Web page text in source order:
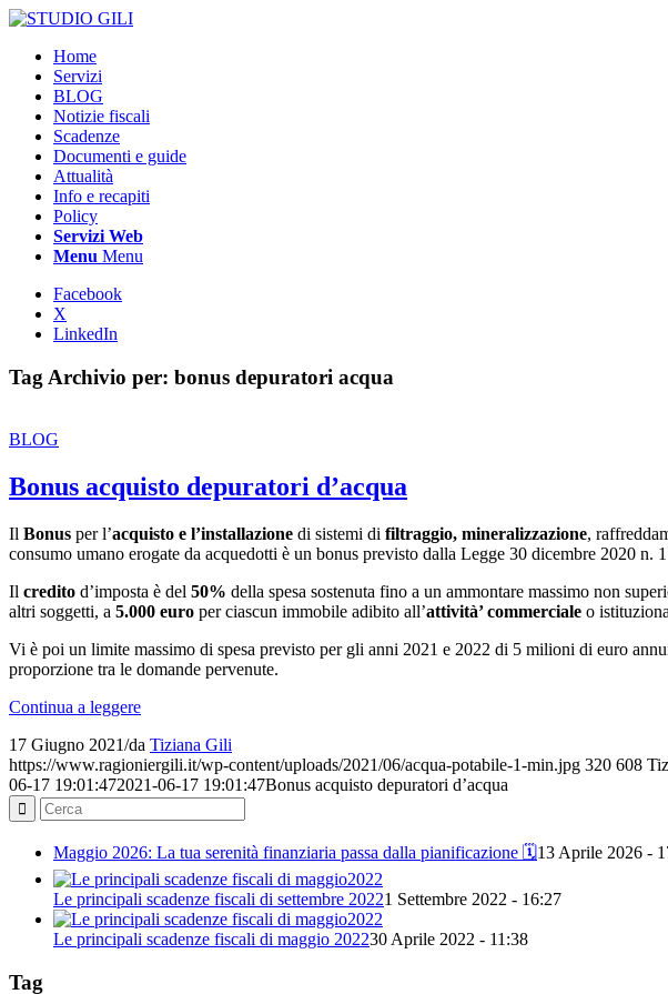
Home
Servizi
BLOG
Notizie fiscali
Scadenze
Documenti e guide
Attualità
Info e recapiti
Policy
Servizi Web
Menu Menu
Facebook
X
LinkedIn
Tag Archivio per: bonus depuratori acqua
BLOG
Bonus acquisto depuratori d’acqua
Il Bonus per l’acquisto e l’installazione di sistemi di filtraggio, mineralizzazione,
consumo umano erogate da acquedotti è un bonus previsto dalla Legge 30 dicembre 2020 n.
Il credito d’imposta è del 50% della spesa sostenuta fino a un ammontare massimo non
altri soggetti, a 5.000 euro per ciascun immobile adibito all’attività’ commerciale o
Vi è poi un limite massimo di spesa previsto per gli anni 2021 e 2022 di 5 milioni di euro
proporzione tra le domande pervenute.
Continua a leggere
17 Giugno 2021/da Tiziana Gili
https://www.ragioniergili.it/wp-content/uploads/2021/06/acqua-potabile-1-min.jpg 320 608
06-17 19:01:472021-06-17 19:01:47Bonus acquisto depuratori d’acqua
Maggio 2026: La tua serenità finanziaria passa dalla pianificazione 🗓️13 Aprile 2026 -
Le principali scadenze fiscali di settembre 20221 Settembre 2022 - 16:27
Le principali scadenze fiscali di maggio 202230 Aprile 2022 - 11:38
Tag